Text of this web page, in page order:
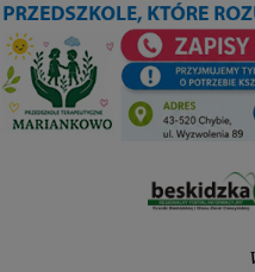
Przejdź
do
treści